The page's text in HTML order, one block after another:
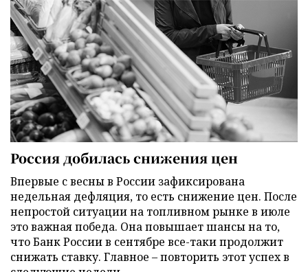
Россия добилась снижения цен
Впервые с весны в России зафиксирована
недельная дефляция, то есть снижение цен. После
непростой ситуации на топливном рынке в июле
это важная победа. Она повышает шансы на то,
что Банк России в сентябре все-таки продолжит
снижать ставку. Главное – повторить этот успех в